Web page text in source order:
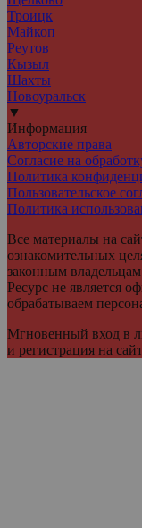
Троицк
Майкоп
Реутов
Кызыл
Шахты
Новоуральск
▼
Информация
Авторские права
Согласие на
Политика
Пользовательское
Политика
Все материалы на
ознакомительных
законным
Ресурс не является
обрабатываем
Мгновенный вход в
и регистрация на